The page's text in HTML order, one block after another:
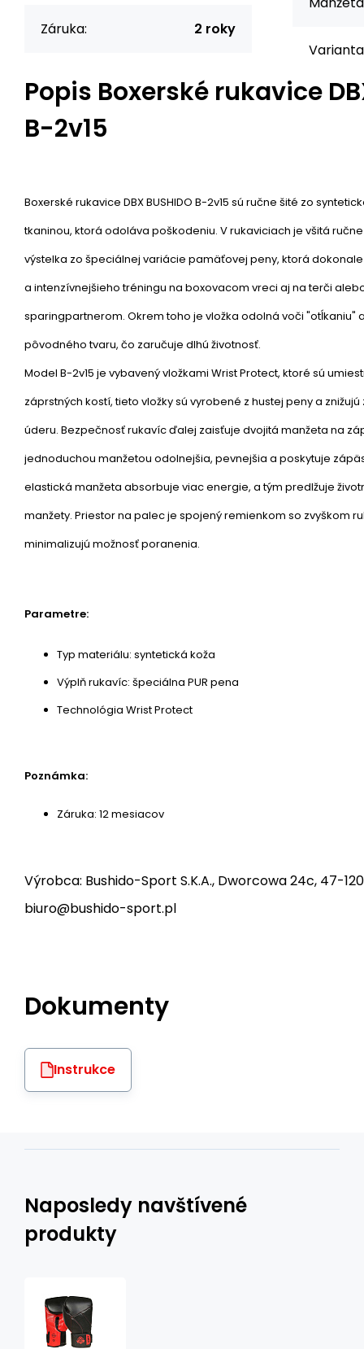
Záruka: 2 roky
Popis Boxerské rukavice
B-2v15
Boxerské rukavice DBX BUSHIDO B-2v15 sú ručne šité zo
tkaninou, ktorá odoláva poškodeniu. V rukaviciach je všitá
výstelka zo špeciálnej variácie pamäťovej peny, ktorá
a intenzívnejšieho tréningu na boxovacom vreci aj na terči
sparingpartnerom. Okrem toho je vložka odolná voči "otĺkaniu"
pôvodného tvaru, čo zaručuje dlhú životnosť.
Model B-2v15 je vybavený vložkami Wrist Protect, ktoré sú
záprstných kostí, tieto vložky sú vyrobené z hustej peny a
úderu. Bezpečnosť rukavíc ďalej zaisťuje dvojitá manžeta na
jednoduchou manžetou odolnejšia, pevnejšia a poskytuje
elastická manžeta absorbuje viac energie, a tým predlžuje
manžety. Priestor na palec je spojený remienkom so zvyškom
minimalizujú možnosť poranenia.
Parametre:
Typ materiálu: syntetická koža
Výplň rukavíc: špeciálna PUR pena
Technológia Wrist Protect
Poznámka:
Záruka: 12 mesiacov
Výrobca: Bushido-Sport S.K.A., Dworcowa 24c, 47-
biuro@bushido-sport.pl
Dokumenty
Instrukce
Naposledy navštívené
produkty